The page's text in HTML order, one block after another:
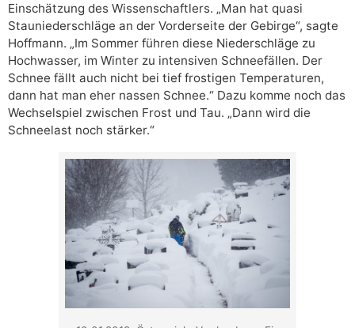
Einschätzung des Wissenschaftlers. „Man hat quasi
Stauniederschläge an der Vorderseite der Gebirge“, sagte
Hoffmann. „Im Sommer führen diese Niederschläge zu
Hochwasser, im Winter zu intensiven Schneefällen. Der
Schnee fällt auch nicht bei tief frostigen Temperaturen,
dann hat man eher nassen Schnee.“ Dazu komme noch das
Wechselspiel zwischen Frost und Tau. „Dann wird die
Schneelast noch stärker.“